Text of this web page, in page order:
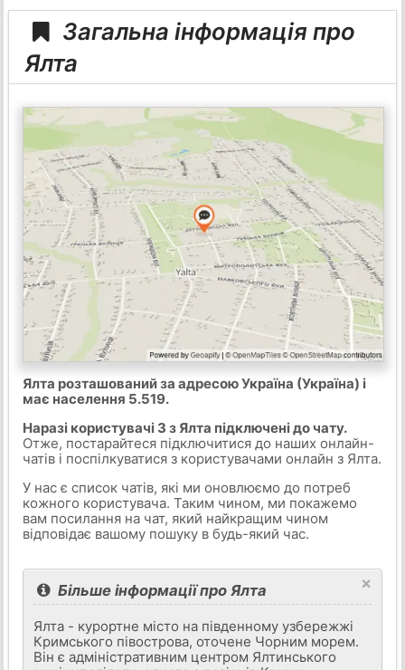
Загальна інформація про
Ялта
Ялта розташований за адресою Україна (Україна) і
має населення 5.519.
Наразі користувачі 3 з Ялта підключені до чату.
Отже, постарайтеся підключитися до наших онлайн-
чатів і поспілкуватися з користувачами онлайн з Ялта.
У нас є список чатів, які ми оновлюємо до потреб
кожного користувача. Таким чином, ми покажемо
вам посилання на чат, який найкращим чином
відповідає вашому пошуку в будь-який час.
×
Більше інформації про Ялта
Ялта - курортне місто на південному узбережжі
Кримського півострова, оточене Чорним морем.
Він є адміністративним центром Ялтинського